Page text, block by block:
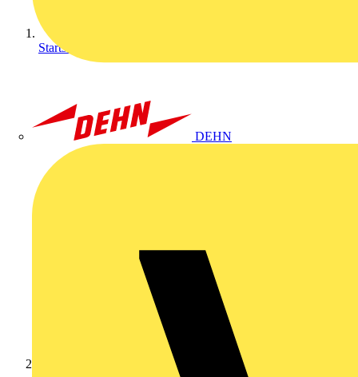
DEHN
Startseite